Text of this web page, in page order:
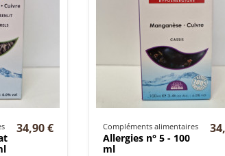
34,90 € Compléments alimentaires
Allergies n° 5 - 100
ml